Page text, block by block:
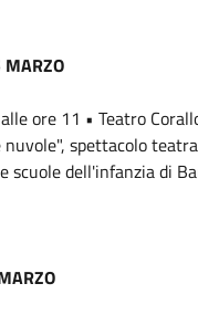
ore 11 • Teatro
spettacolo
scuole dell'infanzia di